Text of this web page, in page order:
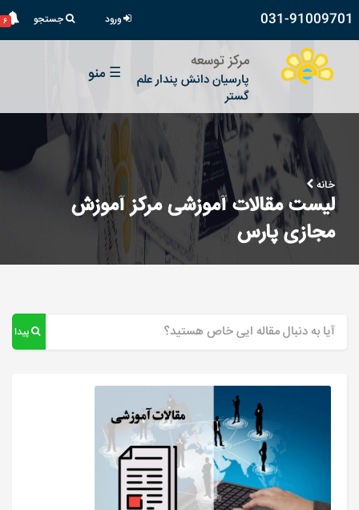
031-91009701 ورود جستجو ۶
مرکز توسعه
پارسیان دانش پندار علم
گستر
☰ منو
خانه
لیست مقالات آموزشی مرکز آموزش
مجازی پارس
پیدا کن